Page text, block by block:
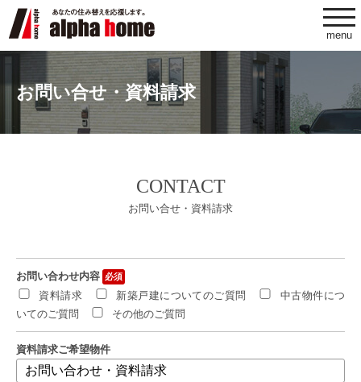
menu
お問い合せ・資料請求
CONTACT
お問い合せ・資料請求
お問い合わせ内容 必須
資料請求 新築戸建についてのご質問
中古物件につ
いてのご質問
その他のご質問
資料請求ご希望物件